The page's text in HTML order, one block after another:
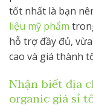
tốt nhất là bạn
liệu mỹ phẩm
hỗ trợ đầy đủ,
cao và giá thành
Nhận biết địa
organic giá sỉ